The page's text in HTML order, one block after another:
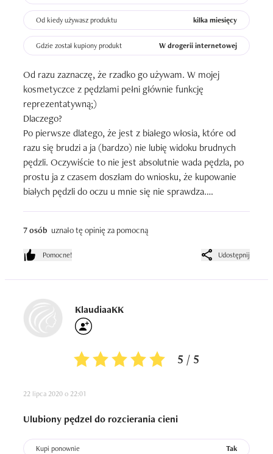
Od kiedy używasz produktu kilka miesięcy
Gdzie został kupiony produkt W drogerii internetowej
Od razu zaznaczę, że rzadko go używam. W mojej
kosmetyczce z pędzlami pełni głównie funkcję
reprezentatywną;)
Dlaczego?
Po pierwsze dlatego, że jest z białego włosia, które od
razu się brudzi a ja (bardzo) nie lubię widoku brudnych
pędzli. Oczywiście to nie jest absolutnie wada pędzla, po
prostu ja z czasem doszłam do wniosku, że kupowanie
białych pędzli do oczu u mnie się nie sprawdza.
na moich niedużych powiekach.
Po trzecie, koniuszek pędzla jest mocno wyostrzony co
sprawia, że robi mi się często w załamaniu wyraźna linia
cieniem - efekt wysoce niepożądany
pędzlem, ale np mam pędzel do blendowania  z Hakuro
serii J i tamten stał się moim najbliższym przyjacielem od
pierwszego użycia, jest po prostu bardziej uniwersalny. W
ogóle uważam, że pędzelki od Maxineczki są owszem,
piękne, bardzo dobrze wykonane, jednak same modele są
użytkowe, jeżeli chodzi o ich kształty. Wspomniane
wielkościach, ale są one tak uniwersalne, że po prostu
każdy się sprawdza.
7 osób uznało tę opinię za pomocną
Pomocne! Udostępnij
KlaudiaaKK
5 / 5
22 lipca 2020 o 22:01
Ulubiony pędzel do rozcierania cieni
Kupi ponownie Tak